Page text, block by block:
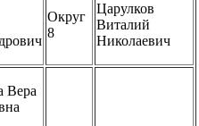
Округ
8
Царулков
Виталий
Николаевич
Вера